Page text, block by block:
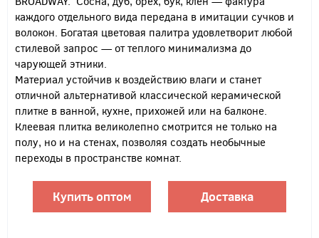
каждого отдельного вида передана в имитации сучков и
волокон. Богатая цветовая палитра удовлетворит любой
стилевой запрос — от теплого минимализма до
чарующей этники.
Материал устойчив к воздействию влаги и станет
отличной альтернативой классической керамической
плитке в ванной, кухне, прихожей или на балконе.
Клеевая плитка великолепно смотрится не только на
полу, но и на стенах, позволяя создать необычные
переходы в пространстве комнат.
Купить оптом Доставка